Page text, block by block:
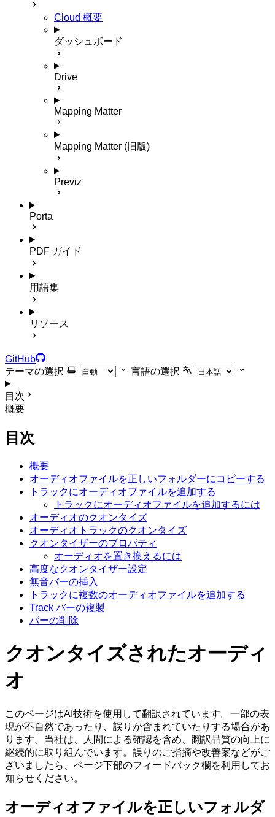
Cloud 概要
ダッシュボード
Drive
Mapping Matter
Mapping Matter (旧版)
Previz
Porta
PDF ガイド
用語集
リソース
GitHub
テーマの選択
言語の選択
目次
概要
目次
概要
オーディオファイルを正しいフォルダーにコピーする
トラックにオーディオファイルを追加する
トラックにオーディオファイルを追加するには
オーディオのクオンタイズ
オーディオトラックのクオンタイズ
クオンタイザーのプロパティ
オーディオを置き換えるには
高度なクオンタイザー設定
無音バーの挿入
トラックに複数のオーディオファイルを追加する
Track バーの複製
バーの削除
クオンタイズされたオーディ
オ
このページはAI技術を使用して翻訳されています。一部の表
現が不自然であったり、誤りが含まれていたりする場合があ
ります。当社は、人間による確認を含め、翻訳品質の向上に
継続的に取り組んでいます。誤りのご指摘や改善案などがご
ざいましたら、ページ下部のフィードバック欄を利用してお
知らせください。
オーディオファイルを正しいフォルダ